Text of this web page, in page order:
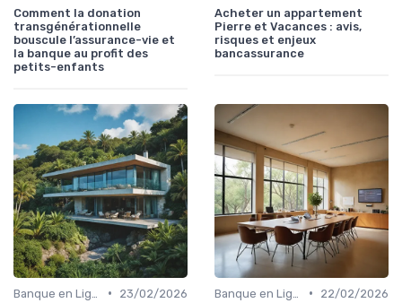
Comment la donation
transgénérationnelle
bouscule l’assurance-vie et
la banque au profit des
petits-enfants
Acheter un appartement
Pierre et Vacances : avis,
risques et enjeux
bancassurance
•
23/02/2026
•
22/02/2026